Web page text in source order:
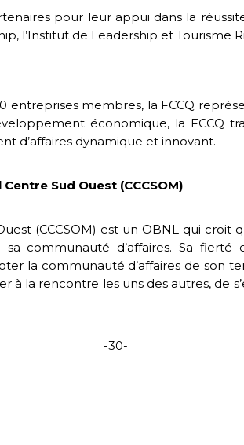
pour leur appui dans la
l’Institut de Leadership et Tourisme
membres, la FCCQ
économique, la FCCQ
d’affaires dynamique et innovant.
Sud Ouest (CCCSOM)
(CCCSOM) est un OBNL qui croit
communauté d’affaires. Sa
la communauté d’affaires de son
à la rencontre les uns des autres, de
-30-